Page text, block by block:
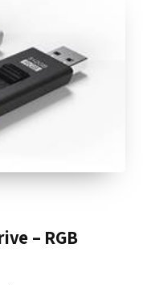
– RGB